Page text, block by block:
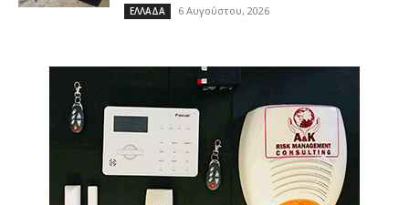
ΕΛΛΑΔΑ 6 Αυγούστου, 2026